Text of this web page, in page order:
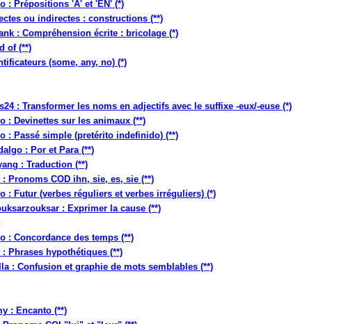
: Prépositions 'A' et 'EN' (*)
ou indirectes : constructions (**)
: Compréhension écrite : bricolage (*)
of (**)
(some, any, no) (*)
: Transformer les noms en adjectifs avec le suffixe -eux/-euse (*)
: Devinettes sur les animaux (**)
: Passé simple (pretérito indefinido) (**)
: Por et Para (**)
: Traduction (**)
Pronoms COD ihn, sie, es, sie (**)
: Futur (verbes réguliers et verbes irréguliers) (*)
: Exprimer la cause (**)
: Concordance des temps (**)
Phrases hypothétiques (**)
: Confusion et graphie de mots semblables (**)
: Encanto (**)